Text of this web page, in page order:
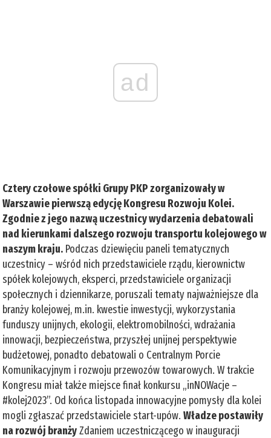
ad
Cztery czołowe spółki Grupy PKP zorganizowały w
Warszawie pierwszą edycję Kongresu Rozwoju Kolei.
Zgodnie z jego nazwą uczestnicy wydarzenia debatowali
nad kierunkami dalszego rozwoju transportu kolejowego w
naszym kraju. Podczas dziewięciu paneli tematycznych
uczestnicy – wśród nich przedstawiciele rządu, kierownictw
spółek kolejowych, eksperci, przedstawiciele organizacji
społecznych i dziennikarze, poruszali tematy najważniejsze dla
branży kolejowej, m.in. kwestie inwestycji, wykorzystania
funduszy unijnych, ekologii, elektromobilności, wdrażania
innowacji, bezpieczeństwa, przyszłej unijnej perspektywie
budżetowej, ponadto debatowali o Centralnym Porcie
Komunikacyjnym i rozwoju przewozów towarowych. W trakcie
Kongresu miał także miejsce finał konkursu „inNOWacje –
#kolej2023”. Od końca listopada innowacyjne pomysły dla kolei
mogli zgłaszać przedstawiciele start-upów.Władze postawiły
na rozwój branżyZdaniem uczestniczącego w inauguracji